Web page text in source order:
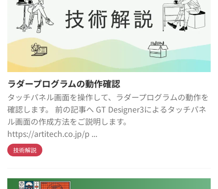
ラダープログラムの動作確認
タッチパネル画面を操作して、ラダープログラムの動作を
確認します。 前の記事へ GT Designer3によるタッチパネ
ル画面の作成方法をご説明します。
https://artitech.co.jp/p ...
技術解説